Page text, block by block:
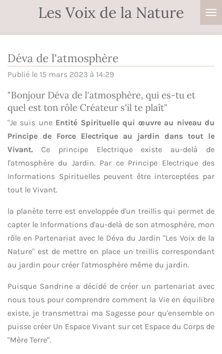
Les Voix de la Nature
Déva de l'atmosphère
Publié le 15 mars 2023 à 14:29
"Bonjour Déva de l'atmosphère, qui es-tu et
quel est ton rôle Créateur s'il te plaît"
"Je suis uneEntité Spirituelle qui œuvre au niveau du
Principe de Force Electrique au jardin dans tout le
Vivant. Ce principe Electrique existe au-delà de
l'atmosphère du Jardin. Par ce Principe Electrique des
Informations Spirituelles peuvent être interceptées par
tout le Vivant.
la planète terre est enveloppée d'un treillis qui permet de
capter le Informations d'au-delà de son atmosphère, mon
rôle en Partenariat avec le Déva du Jardin "Les Voix de la
Nature" est de mettre en place un treillis correspondant
au jardin pour créer l'atmosphère même du jardin.
Puisque Sandrine a décidé de créer un partenariat avec
nous tous pour comprendre comment la Vie en équilibre
existe, je transmettrai ma Sagesse pour qu'ensemble on
puisse créer Un Espace Vivant sur cet Espace du Corps de
"Mère Terre".